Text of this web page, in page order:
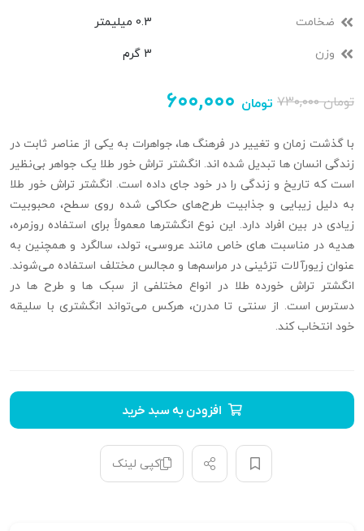
ضخامت 0.3 میلیمتر
وزن 3 گرم
۷۳۰,۰۰۰تومان ۶۰۰,۰۰۰ تومان
با گذشت زمان و تغییر در فرهنگ‌ ها، جواهرات به یکی از عناصر ثابت در
زندگی انسان‌ ها تبدیل شده‌ اند. انگشتر تراش خور طلا یک جواهر بی‌نظیر
است که تاریخ و زندگی را در خود جای داده است. انگشتر تراش‌ خور طلا
به دلیل زیبایی و جذابیت طرح‌های حکاکی شده روی سطح، محبوبیت
زیادی در بین افراد دارد. این نوع انگشترها معمولاً برای استفاده روزمره،
هدیه‌ در مناسبت‌ های خاص مانند عروسی، تولد، سالگرد و همچنین به
عنوان زیورآلات تزئینی در مراسم‌ها و مجالس مختلف استفاده می‌شوند.
انگشتر تراش خورده طلا در انواع مختلفی از سبک‌ ها و طرح‌ ها در
دسترس است. از سنتی تا مدرن، هرکس می‌تواند انگشتری با سلیقه
خود انتخاب کند.
افزودن به سبد خرید
کپی لینک